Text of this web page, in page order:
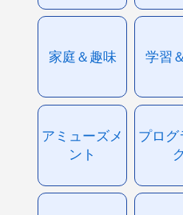
家庭＆趣味 学習
アミューズメ
ント
プログ